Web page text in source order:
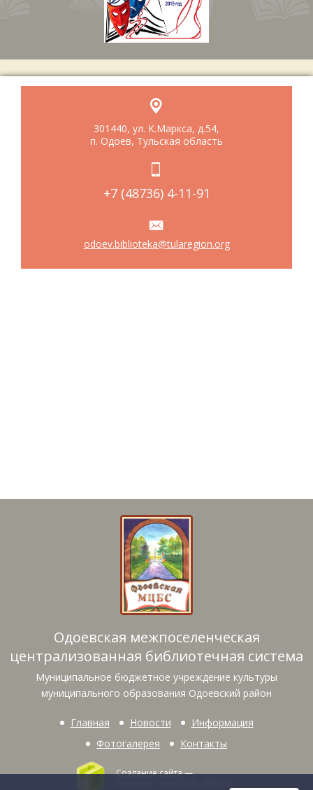
301440, ул. К.Маркса, д.54,
п. Одоев, Тульская область
+7 (48736) 4-11-91
odoev.biblioteka@tularegion.org
Одоевская межпоселенческая
централизованная библиотечная система
Муниципальное бюджетное учреждение культуры
муниципального образования Одоевский район
Главная Новости
Информация
Фотогалерея
Контакты
Создание сайта—